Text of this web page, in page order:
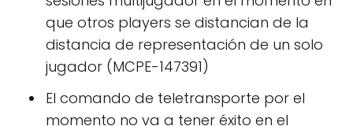
que otros players se distancian de la
distancia de representación de un solo
jugador (MCPE-147391)
El comando de teletransporte por el
momento no va a tener éxito en el